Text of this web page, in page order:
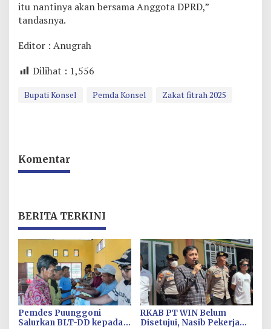
itu nantinya akan bersama Anggota DPRD,”
tandasnya.
Editor : Anugrah
Dilihat : 1,556
Bupati Konsel Pemda Konsel Zakat fitrah 2025
Komentar
BERITA TERKINI
Pemdes Puunggoni
Salurkan BLT-DD kepada
RKAB PT WIN Belum
Disetujui, Nasib Pekerja